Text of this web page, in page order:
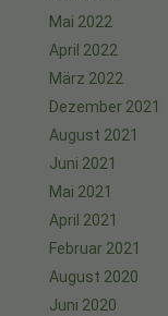
Mai 2022
April 2022
März 2022
Dezember 2021
August 2021
Juni 2021
Mai 2021
April 2021
Februar 2021
August 2020
Juni 2020